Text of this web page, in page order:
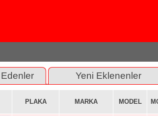
Yeni Eklenenler
PLAKA MARKA MODEL